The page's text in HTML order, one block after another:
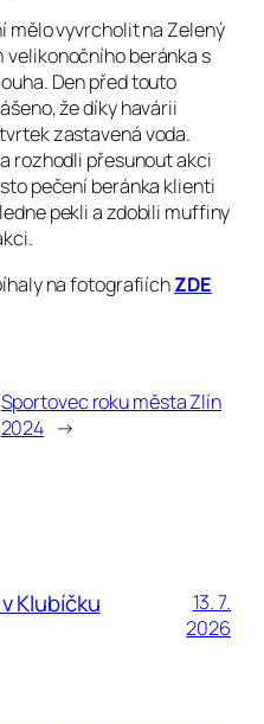
mělo vyvrcholit na Zelený
beránka s
Den před touto
že díky havárii
zastavená voda.
rozhodli přesunout akci
pečení beránka klienti
pekli a zdobili muffiny
na fotografiíchZDE
Sportovec roku města Zlín
2024 →
Klubíčku
13. 7.
2026